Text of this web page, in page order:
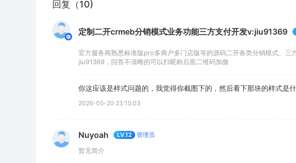
回复（10)
定制二开crmeb分销模式业务功能三方支付开发v:jiu91369
官方服务商熟悉标准版pro多商户多门店版等的源码二开各类分销模式、三
jiu91369，回答不清晰的可以扫昵称后面二维码加微
你这应该是样式问题的，我觉得你截图下的，然后看下那块的样式是
2026-05-20 23:15:03
Nuyoah LV.12 管理员
暂无简介